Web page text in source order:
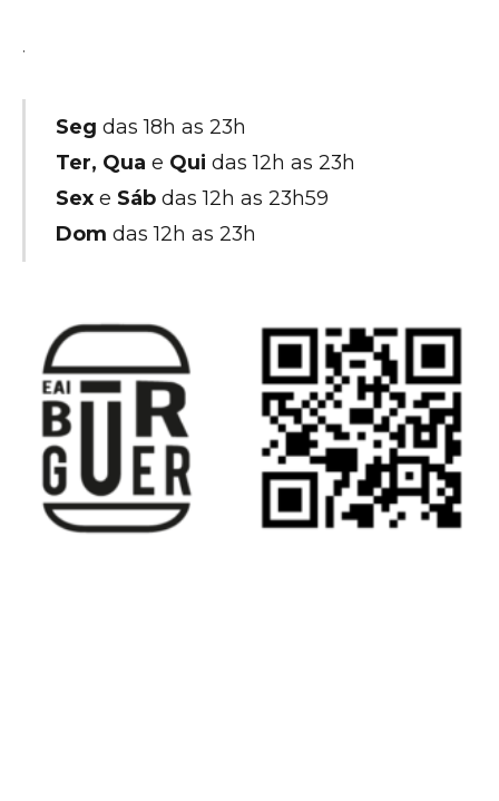
.
Seg das 18h as 23h
Ter, Qua e Qui das 12h as 23h
Sex e Sábdas 12h as 23h59
Dom das 12h as 23h